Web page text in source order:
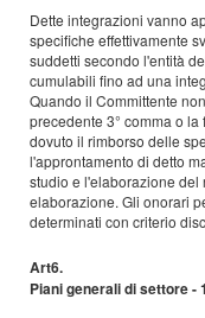
Dette integrazioni vanno
specifiche effettivamente
suddetti secondo l'entità
cumulabili fino ad una
Quando il Committente
precedente 3° comma o
dovuto il rimborso delle
l'approntamento di detto
studio e l'elaborazione del
elaborazione. Gli onorari
determinati con criterio
Art6.
Piani generali di settore -